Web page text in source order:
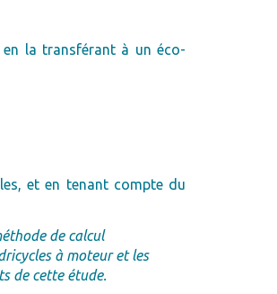
la transférant à un éco-
et en tenant compte du
de calcul
à moteur et les
de cette étude.